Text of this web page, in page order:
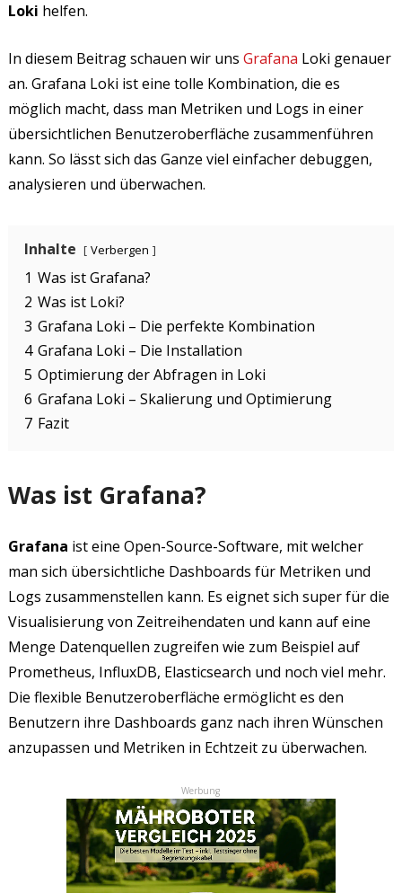
Loki helfen.
In diesem Beitrag schauen wir uns Grafana Loki genauer
an. Grafana Loki ist eine tolle Kombination, die es
möglich macht, dass man Metriken und Logs in einer
übersichtlichen Benutzeroberfläche zusammenführen
kann. So lässt sich das Ganze viel einfacher debuggen,
analysieren und überwachen.
Inhalte Verbergen
1 Was ist Grafana?
2 Was ist Loki?
3 Grafana Loki – Die perfekte Kombination
4 Grafana Loki – Die Installation
5 Optimierung der Abfragen in Loki
6 Grafana Loki – Skalierung und Optimierung
7 Fazit
Was ist Grafana?
Grafana ist eine Open-Source-Software, mit welcher
man sich übersichtliche Dashboards für Metriken und
Logs zusammenstellen kann. Es eignet sich super für die
Visualisierung von Zeitreihendaten und kann auf eine
Menge Datenquellen zugreifen wie zum Beispiel auf
Prometheus, InfluxDB, Elasticsearch und noch viel mehr.
Die flexible Benutzeroberfläche ermöglicht es den
Benutzern ihre Dashboards ganz nach ihren Wünschen
anzupassen und Metriken in Echtzeit zu überwachen.
Werbung